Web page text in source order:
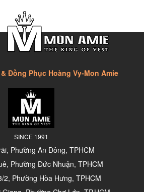
Đồng Phục Hoàng Vy-Mon Amie
SINCE 1991
Phường An Đông, TPHCM
Phường Đức Nhuận, TPHCM
Phường Hòa Hưng, TPHCM